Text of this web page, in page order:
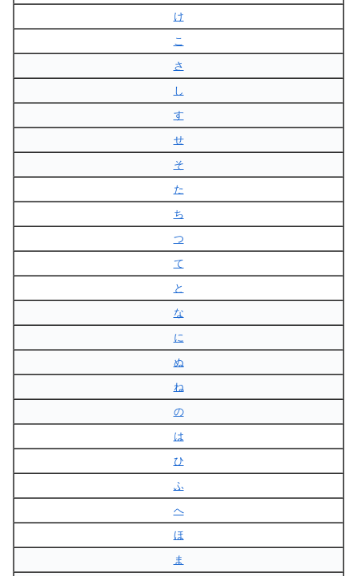
け
こ
さ
し
す
せ
そ
た
ち
つ
て
と
な
に
ぬ
ね
の
は
ひ
ふ
へ
ほ
ま